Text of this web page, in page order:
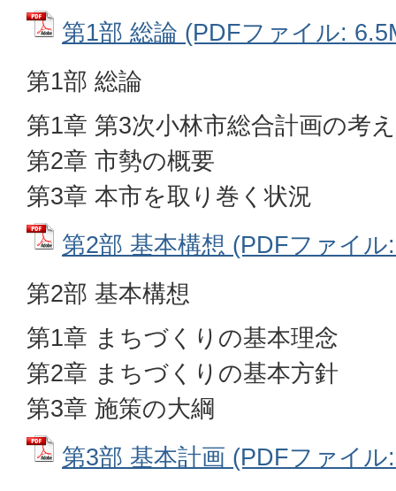
第1部 総論 (PDFファイル:
第1部 総論
第1章 第3次小林市総合計画の考
第2章 市勢の概要
第3章 本市を取り巻く状況
第2部 基本構想 (PDFファイル
第2部 基本構想
第1章 まちづくりの基本理念
第2章 まちづくりの基本方針
第3章 施策の大綱
第3部 基本計画 (PDFファイル